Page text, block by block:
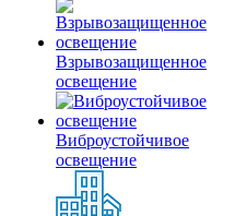
Взрывозащищенное
освещение
Виброустойчивое
освещение